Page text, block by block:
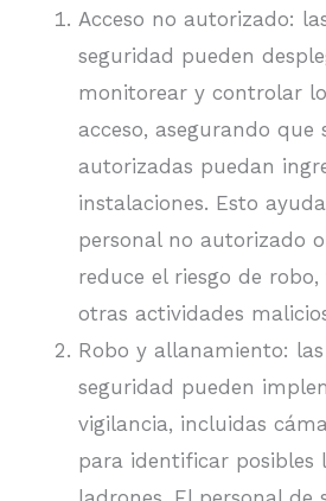
Acceso no autorizado:
seguridad pueden
monitorear y controlar
acceso, asegurando que
autorizadas puedan
instalaciones. Esto
personal no autorizado
reduce el riesgo de
otras actividades
Robo y allanamiento:
seguridad pueden
vigilancia, incluidas
para identificar posibles